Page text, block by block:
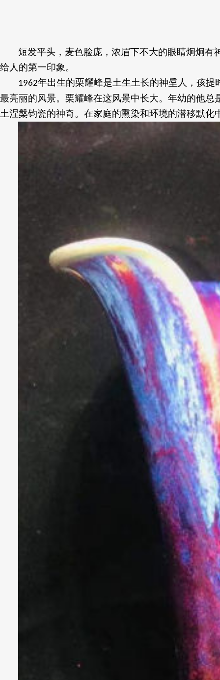
短发平头，麦色脸庞，浓眉下不大的眼睛炯炯
给人的第一印象。
1962年出生的栗耀峰是土生土长的神垕人，孩
最亮丽的风景。栗耀峰在这风景中长大。年幼的他
土涅槃钧瓷的神奇。在家庭的熏染和环境的潜移默